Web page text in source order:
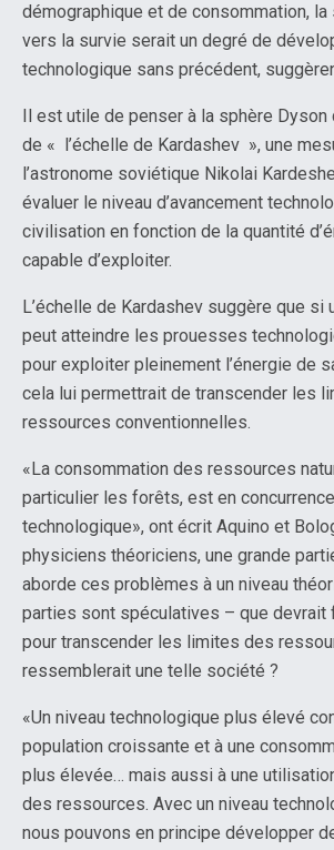
démographique et de consommation, la
vers la survie serait un degré de
technologique sans précédent,
Il est utile de penser à la sphère Dyson
de « l’échelle de Kardashev », une
l’astronome soviétique Nikolai
évaluer le niveau d’avancement
civilisation en fonction de la quantité
capable d’exploiter.
L’échelle de Kardashev suggère que si
peut atteindre les prouesses
pour exploiter pleinement l’énergie de
cela lui permettrait de transcender les
ressources conventionnelles.
«La consommation des ressources
particulier les forêts, est en
technologique», ont écrit Aquino et
physiciens théoriciens, une grande
aborde ces problèmes à un niveau
parties sont spéculatives – que devrait
pour transcender les limites des
ressemblerait une telle société ?
«Un niveau technologique plus élevé
population croissante et à une
plus élevée… mais aussi à une
des ressources. Avec un niveau
nous pouvons en principe développer